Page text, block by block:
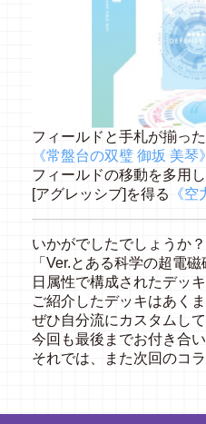
フィールドと手札が揃っ
《常盤台の双璧 御坂 美琴》
フィールドの移動を多用
[アグレッシブ]を得る
《
いかがでしたでしょうか？
「Ver.とある科学の超電
日属性で構成されたデッ
ご紹介したデッキはあく
ぜひ自分流にカスタムして
今回も最後までお付き合
それでは、また次回のコ